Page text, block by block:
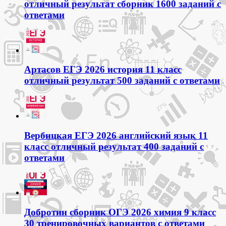
отличный результат сборник 1600 заданий с
ответами
Артасов ЕГЭ 2026 история 11 класс
отличный результат 500 заданий с ответами
Вербицкая ЕГЭ 2026 английский язык 11
класс отличный результат 400 заданий с
ответами
Добротин сборник ОГЭ 2026 химия 9 класс
30 тренировочных вариантов с ответами